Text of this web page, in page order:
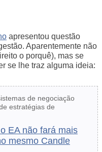
apresentou questão
Aparentemente não
o porquê), mas se
se lhe traz alguma ideia:
de negociação
estratégias de
EA não fará mais
mesmo Candle